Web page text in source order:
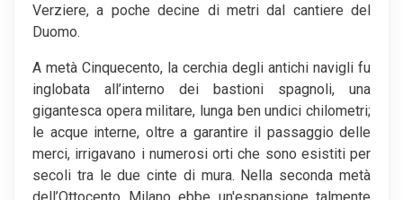
Verziere, a poche decine di metri dal cantiere del
Duomo.
A metà Cinquecento, la cerchia degli antichi navigli fu
inglobata all’interno dei bastioni spagnoli, una
gigantesca opera militare, lunga ben undici chilometri;
le acque interne, oltre a garantire il passaggio delle
merci, irrigavano i numerosi orti che sono esistiti per
secoli tra le due cinte di mura. Nella seconda metà